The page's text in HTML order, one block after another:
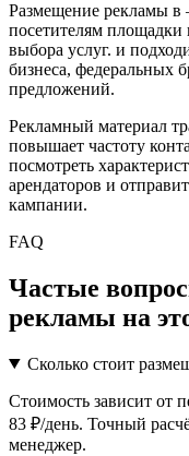
Размещение рекламы в
посетителям
выбора услуг. и
бизнеса, федеральных
предложений.
Рекламный материал
повышает частоту
посмотреть
арендаторов и
кампании.
FAQ
Частые
рекламы на
Сколько стоит
Стоимость зависит от
83 ₽/день. Точный
менеджер.